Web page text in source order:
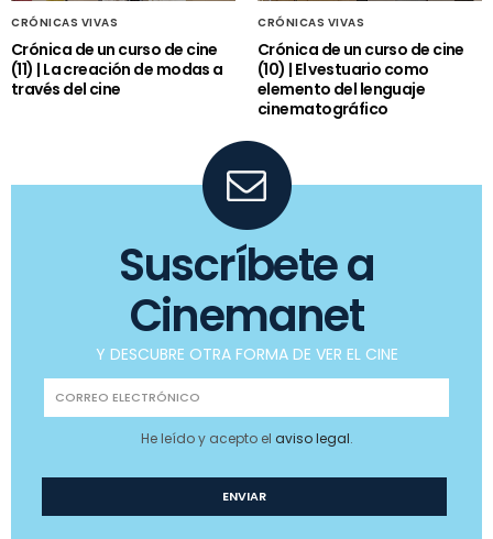
CRÓNICAS VIVAS
Crónica de un curso de cine
(11) | La creación de modas a
través del cine
CRÓNICAS VIVAS
Crónica de un curso de cine
(10) | El vestuario como
elemento del lenguaje
cinematográfico
Suscríbete a
Cinemanet
Y DESCUBRE OTRA FORMA DE VER EL CINE
He leído y acepto el aviso legal.